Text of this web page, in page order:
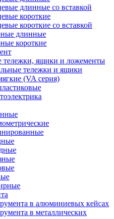
длинные со вставкой
короткие
короткие со вставкой
длинные
короткие
тележки, ящики и ложементы
тележки и ящики
(VA серия)
в алюминиевых кейсах
в металлических